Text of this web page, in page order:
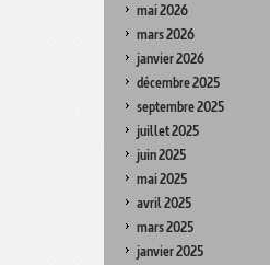
mai 2026
mars 2026
janvier 2026
décembre 2025
septembre 2025
juillet 2025
juin 2025
mai 2025
avril 2025
mars 2025
janvier 2025